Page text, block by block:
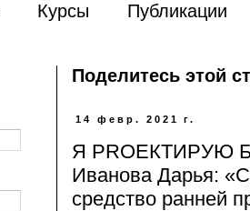
Курсы Публикации
Поделитесь этой
14 февр. 2021 г.
Я PROЕКТИРУЮ
Иванова Дарья:
средство ранней